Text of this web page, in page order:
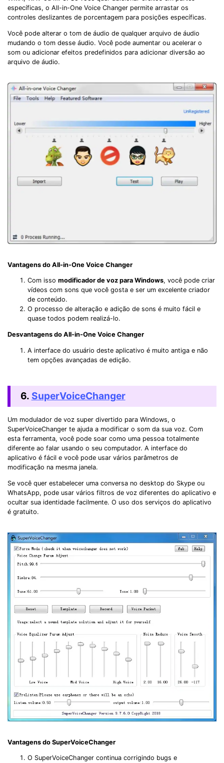
específicas, o All-in-One Voice Changer permite arrastar os
controles deslizantes de porcentagem para posições específicas.
Você pode alterar o tom de áudio de qualquer arquivo de áudio
mudando o tom desse áudio. Você pode aumentar ou acelerar o
som ou adicionar efeitos predefinidos para adicionar diversão ao
arquivo de áudio.
Vantagens do All-in-One Voice Changer
Com isso modificador de voz para Windows, você pode criar
vídeos com sons que você gosta e ser um excelente criador
de conteúdo.
O processo de alteração e adição de sons é muito fácil e
quase todos podem realizá-lo.
Desvantagens do All-in-One Voice Changer
A interface do usuário deste aplicativo é muito antiga e não
tem opções avançadas de edição.
6. SuperVoiceChanger
Um modulador de voz super divertido para Windows, o
SuperVoiceChanger te ajuda a modificar o som da sua voz. Com
esta ferramenta, você pode soar como uma pessoa totalmente
diferente ao falar usando o seu computador. A interface do
aplicativo é fácil e você pode usar vários parâmetros de
modificação na mesma janela.
Se você quer estabelecer uma conversa no desktop do Skype ou
WhatsApp, pode usar vários filtros de voz diferentes do aplicativo e
ocultar sua identidade facilmente. O uso dos serviços do aplicativo
é gratuito.
Vantagens do SuperVoiceChanger
O SuperVoiceChanger continua corrigindo bugs e
Record Like a Pro, Edit
With AI Ease.
Record. Edit. Share. All with Filmora!